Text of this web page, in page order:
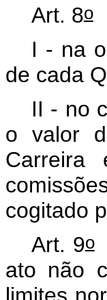
Art. 8o
I - na
de cada
II - no
o valor
Carreira
cogitado
Art. 9o
ato não